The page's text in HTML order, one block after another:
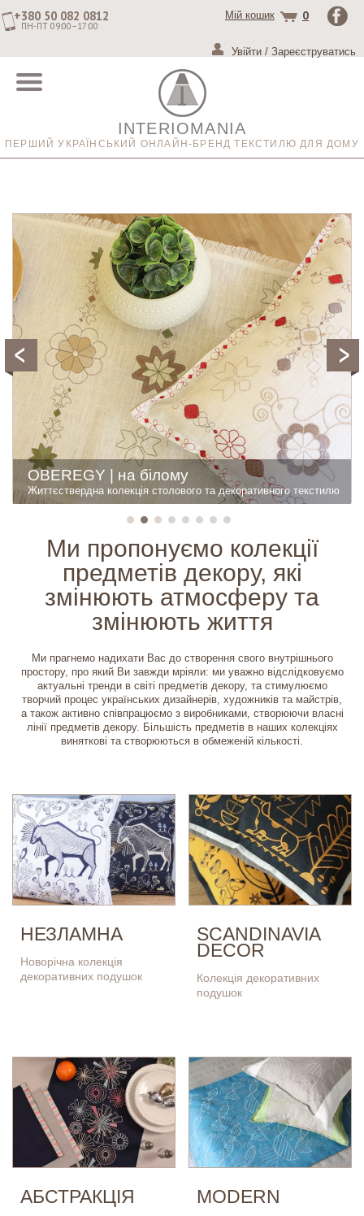
+380 50 082 0812
ПН-ПТ 09:00–17:00
Мій кошик 0
Увійти / Зареєструватись
INTERIOMANIA
ПЕРШИЙ УКРАЇНСЬКИЙ ОНЛАЙН-БРЕНД ТЕКСТИЛЮ ДЛЯ ДОМУ
Previous
ГАРМОНІЯ | ВСЕСВІТ
Красивий та оригінальний декоративний та столовий текстиль
OBEREGY | на білому
Життєствердна колекція столового та декоративного текстилю
НЕЗЛАМНА
Новорічна колекція декоративних подушок
MODERN
Комфорт. Функціональність. Краса.
БІЛА колекція
Оригінальний погляд на постільну класику
ТЕПЛА колекція
Оригінальні пледи на фланелева постільна білизна
Колекція OBEREGY HOME
Сучасна інтерпретація традицій
АБСТРАКЦІЯ
Колекція святкового декоративного та столового текстилю
Next
Ми пропонуємо колекції
предметів декору, які
змінюють атмосферу та
змінюють життя
Ми прагнемо надихати Вас до створення свого внутрішнього
простору, про який Ви завжди мріяли: ми уважно відслідковуємо
актуальні тренди в світі предметів декору, та стимулюємо
творчий процес українських дизайнерів, художників та майстрів,
а також активно співпрацюємо з виробниками, створюючи власні
лінії предметів декору. Більшість предметів в наших колекціях
виняткові та створюються в обмеженій кількості.
НЕЗЛАМНА
Новорічна колекція
декоративних подушок
SCANDINAVIA
DECOR
Колекція декоративних
подушок
АБСТРАКЦІЯ MODERN